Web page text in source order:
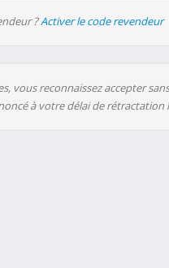
?Activer le code revendeur
vous reconnaissez accepter
à votre délai de